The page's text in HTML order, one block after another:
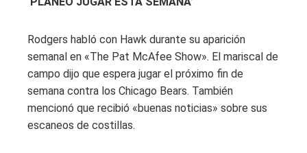
Rodgers habló con Hawk durante su aparición
semanal en «The Pat McAfee Show». El mariscal de
campo dijo que espera jugar el próximo fin de
semana contra los Chicago Bears. También
mencionó que recibió «buenas noticias» sobre sus
escaneos de costillas.